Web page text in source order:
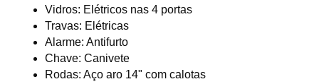
Vidros: Elétricos nas 4 portas
Travas: Elétricas
Alarme: Antifurto
Chave: Canivete
Rodas: Aço aro 14" com calotas